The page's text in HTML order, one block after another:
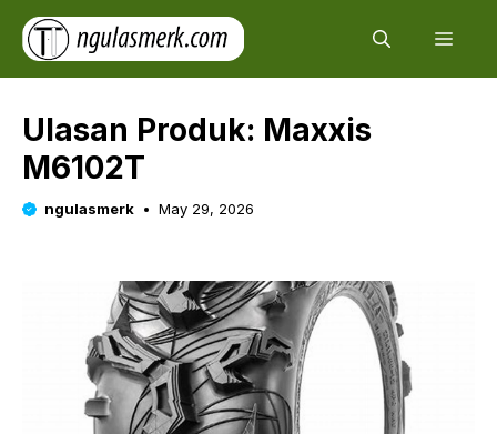
Skip
content
Ulasan Produk: Maxxis
M6102T
ngulasmerk May 29, 2026